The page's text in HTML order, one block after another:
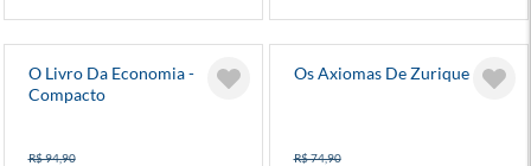
O Livro Da Economia -
Compacto
R$ 94,90
Os Axiomas De Zurique
R$ 74,90